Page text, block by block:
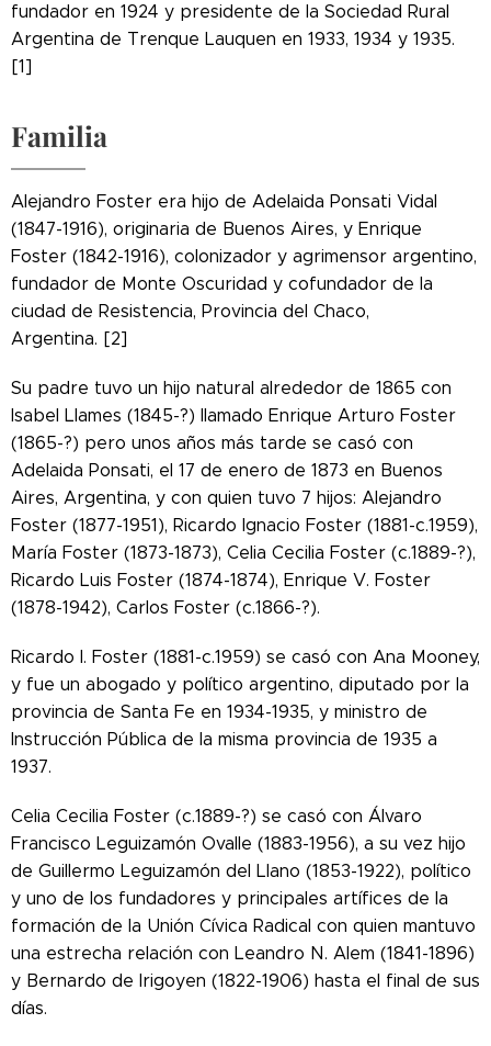
fundador en 1924 y presidente de la Sociedad Rural
Argentina de Trenque Lauquen en 1933, 1934 y 1935.
[1]
Familia
Alejandro Foster era hijo de Adelaida Ponsati Vidal
(1847-1916), originaria de Buenos Aires, y Enrique
Foster (1842-1916), colonizador y agrimensor argentino,
fundador de Monte Oscuridad y cofundador de la
ciudad de Resistencia, Provincia del Chaco,
Argentina. [2]
Su padre tuvo un hijo natural alrededor de 1865 con
Isabel Llames (1845-?) llamado Enrique Arturo Foster
(1865-?) pero unos años más tarde se casó con
Adelaida Ponsati, el 17 de enero de 1873 en Buenos
Aires, Argentina, y con quien tuvo 7 hijos: Alejandro
Foster (1877-1951), Ricardo Ignacio Foster (1881-c.1959),
María Foster (1873-1873), Celia Cecilia Foster (c.1889-?),
Ricardo Luis Foster (1874-1874), Enrique V. Foster
(1878-1942), Carlos Foster (c.1866-?).
Ricardo I. Foster (1881-c.1959) se casó con Ana Mooney,
y fue un abogado y político argentino, diputado por la
provincia de Santa Fe en 1934-1935, y ministro de
Instrucción Pública de la misma provincia de 1935 a
1937.
Celia Cecilia Foster (c.1889-?) se casó con Álvaro
Francisco Leguizamón Ovalle (1883-1956), a su vez hijo
de Guillermo Leguizamón del Llano (1853-1922), político
y uno de los fundadores y principales artífices de la
formación de la Unión Cívica Radical con quien mantuvo
una estrecha relación con Leandro N. Alem (1841-1896)
y Bernardo de Irigoyen (1822-1906) hasta el final de sus
días.